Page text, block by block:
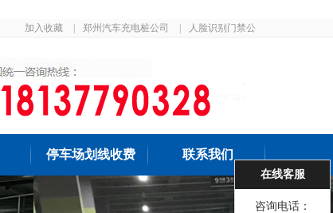
加入收藏 郑州汽车充电桩公司
人脸识别门禁公
停车场划线收费 联系我们
在线客服
咨询电话：